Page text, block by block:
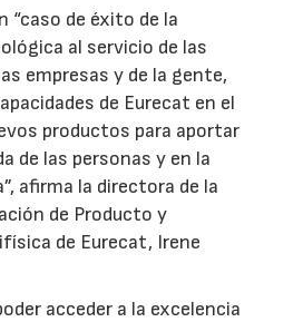
“caso de éxito de la
al servicio de las
empresas y de la gente,
de Eurecat en el
productos para aportar
de las personas y en la
afirma la directora de la
de Producto y
de Eurecat, Irene
acceder a la excelencia